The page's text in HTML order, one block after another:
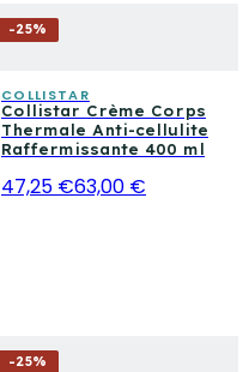
-25%
COLLISTAR
Collistar Crème Corps
Thermale Anti-cellulite
Raffermissante 400 ml
47,25 €63,00 €
-25%